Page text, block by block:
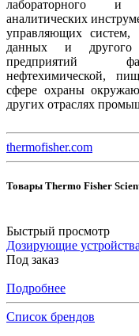
лабораторного и
аналитических
управляющих систем,
данных и другого
предприятий
нефтехимической,
сфере охраны
других отраслях
thermofisher.com
Товары Thermo Fisher
Быстрый просмотр
Дозирующие
Под заказ
Подробнее
Список брендов